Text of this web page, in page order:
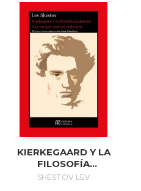
KIERKEGAARD Y LA
FILOSOFÍA
EXISTENCIAL
SHESTOV LEV